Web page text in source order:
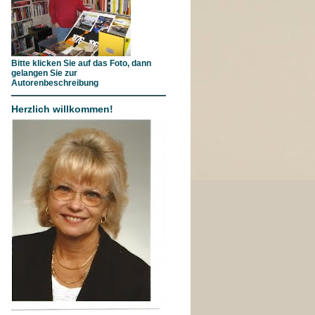
Bitte klicken Sie auf das Foto, dann
gelangen Sie zur
Autorenbeschreibung
Herzlich willkommen!